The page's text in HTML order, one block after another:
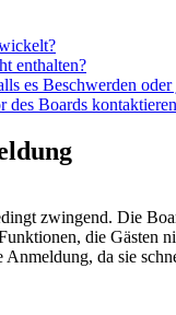
enthalten?
es Beschwerden
des Boards
zwingend. Die
die Gästen
da sie